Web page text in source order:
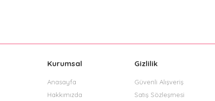
Kurumsal
Anasayfa
Hakkımızda
Gizlilik
Güvenli Alışveriş
Satış Sözleşmesi